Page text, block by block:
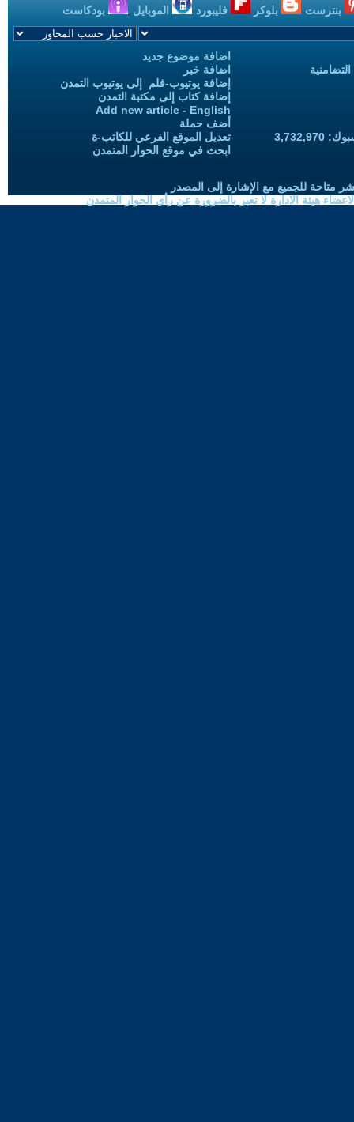
بنترست بلوكر فليبورد الموبايل بودكاست
اضافة موضوع جديد
اضافة خبر
إضافة يوتيوب-فلم إلى يوتيوب التمدن
إضافة كتاب إلى مكتبة التمدن
Add new article - English
أضف حملة
تعديل الموقع الفرعي للكاتب-ة
ابحث في موقع الحوار المتمدن
متاحة للجميع مع الإشارة إلى المصدر
هيئة الادارة لا تعبر بالضرورة عن رأي الحوار المتمدن